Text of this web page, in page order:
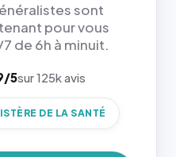
sont
pour vous
de 6h à minuit.
5sur 125k avis
DE LA SANTÉ